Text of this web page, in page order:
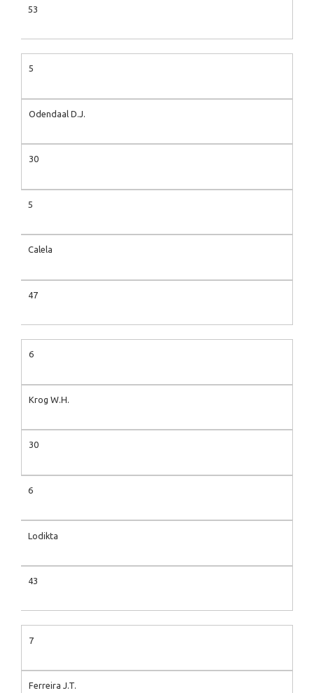
53
5
Odendaal D.J.
30
5
Calela
47
6
Krog W.H.
30
6
Lodikta
43
7
Ferreira J.T.